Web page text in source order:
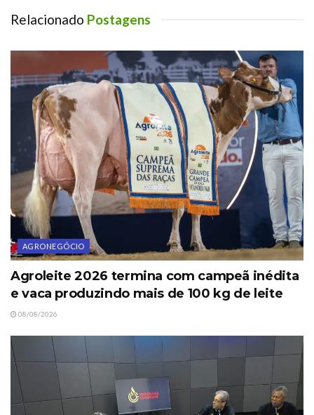
Relacionado Postagens
AGRONEGÓCIO
Agroleite 2026 termina com campeã inédita
e vaca produzindo mais de 100 kg de leite
08/08/2026